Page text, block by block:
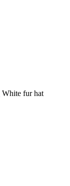
White fur hat